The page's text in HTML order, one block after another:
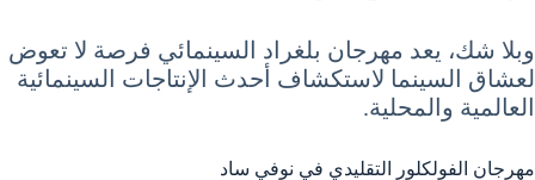
وبلا شك، يعد مهرجان بلغراد السينمائي فرصة لا تعوض
لعشاق السينما لاستكشاف أحدث الإنتاجات السينمائية
العالمية والمحلية.
مهرجان الفولكلور التقليدي في نوفي ساد